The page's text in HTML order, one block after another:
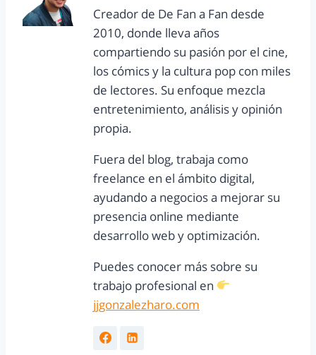
Creador de De Fan a Fan desde
2010, donde lleva años
compartiendo su pasión por el cine,
los cómics y la cultura pop con miles
de lectores. Su enfoque mezcla
entretenimiento, análisis y opinión
propia.
Fuera del blog, trabaja como
freelance en el ámbito digital,
ayudando a negocios a mejorar su
presencia online mediante
desarrollo web y optimización.
Puedes conocer más sobre su
trabajo profesional en
jjgonzalezharo.com